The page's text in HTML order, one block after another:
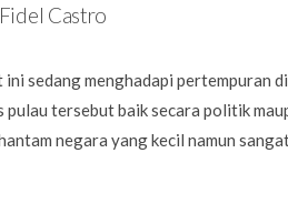
Fidel Castro
sedang menghadapi pertempuran
pulau tersebut baik secara politik
negara yang kecil namun